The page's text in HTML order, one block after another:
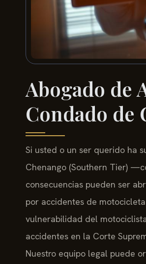
Abogado de
Condado de
Si usted o un ser querido ha
Chenango (Southern Tier)
consecuencias pueden ser
por accidentes de
vulnerabilidad del
accidentes en la Corte
Nuestro equipo legal puede